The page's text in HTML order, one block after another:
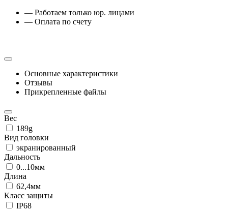
— Работаем только юр. лицами
— Оплата по счету
Основные характеристики
Отзывы
Прикрепленные файлы
Вес
189g
Вид головки
экранированный
Дальность
0...10мм
Длина
62,4мм
Класс защиты
IP68